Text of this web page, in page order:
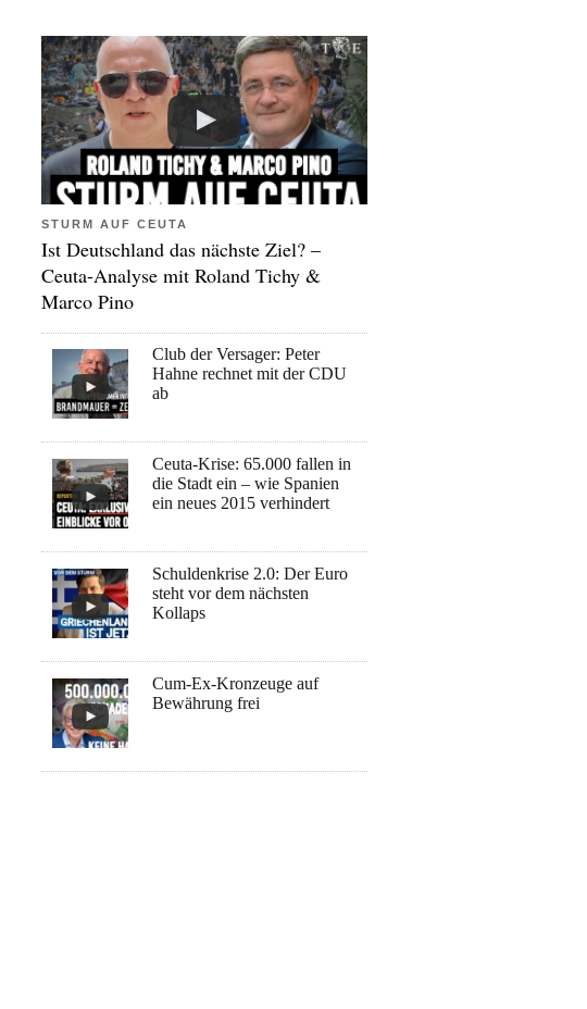
STURM AUF CEUTA
Ist Deutschland das nächste Ziel? –
Ceuta-Analyse mit Roland Tichy &
Marco Pino
Club der Versager: Peter
Hahne rechnet mit der CDU
ab
Ceuta-Krise: 65.000 fallen in
die Stadt ein – wie Spanien
ein neues 2015 verhindert
Schuldenkrise 2.0: Der Euro
steht vor dem nächsten
Kollaps
Cum-Ex-Kronzeuge auf
Bewährung frei